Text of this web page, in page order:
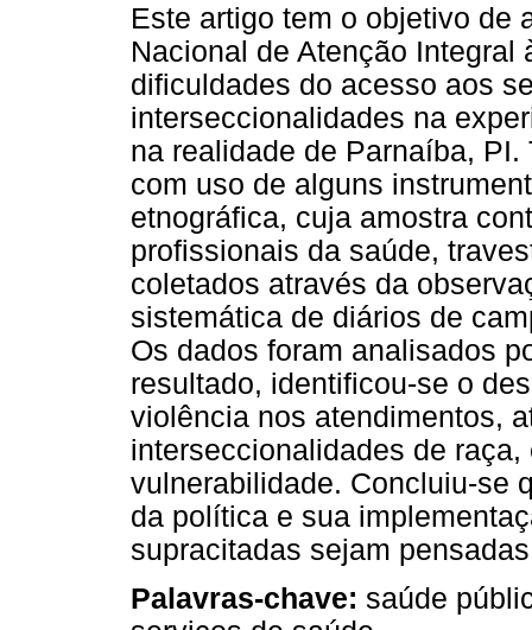
Este artigo tem o objetivo de
Nacional de Atenção Integral
dificuldades do acesso aos
interseccionalidades na
na realidade de Parnaíba,
com uso de alguns
etnográfica, cuja amostra
profissionais da saúde,
coletados através da
sistemática de diários de
Os dados foram analisados
resultado, identificou-se o
violência nos atendimentos,
interseccionalidades de
vulnerabilidade. Concluiu-se
da política e sua
supracitadas sejam
Palavras-chave: saúde